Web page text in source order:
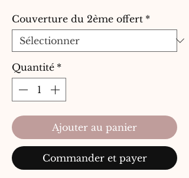
Couverture du 2ème offert *
Quantité *
Ajouter au panier
Commander et payer